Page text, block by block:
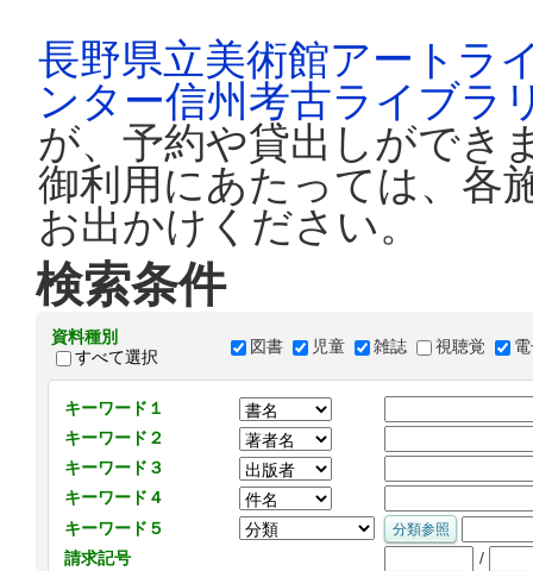
長野県立美術館アートラ
ンター信州考古ライブラ
が、予約や貸出しができ
御利用にあたっては、各
お出かけください。
検索条件
資料種別
すべて選択
図書 児童 雑誌 視聴覚
キーワード１
キーワード２
キーワード３
キーワード４
キーワード５
請求記号
/